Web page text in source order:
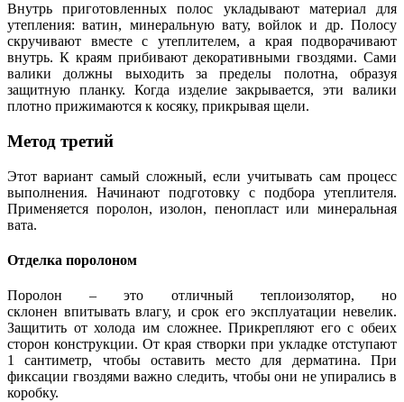
Внутрь приготовленных полос укладывают материал для
утепления: ватин, минеральную вату, войлок и др. Полосу
скручивают вместе с утеплителем, а края подворачивают
внутрь. К краям прибивают декоративными гвоздями. Сами
валики должны выходить за пределы полотна, образуя
защитную планку. Когда изделие закрывается, эти валики
плотно прижимаются к косяку, прикрывая щели.
Метод третий
Этот вариант самый сложный, если учитывать сам процесс
выполнения. Начинают подготовку с подбора утеплителя.
Применяется поролон, изолон, пенопласт или минеральная
вата.
Отделка поролоном
Поролон – это отличный теплоизолятор, но
склонен впитывать влагу, и срок его эксплуатации невелик.
Защитить от холода им сложнее. Прикрепляют его с обеих
сторон конструкции. От края створки при укладке отступают
1 сантиметр, чтобы оставить место для дерматина. При
фиксации гвоздями важно следить, чтобы они не упирались в
коробку.